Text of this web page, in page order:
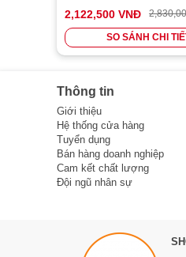
2,122,500 VNĐ
SO SÁNH CHI
Thông tin
Giới thiệu
Hệ thống cửa hàng
Tuyển dụng
Bán hàng doanh nghiệp
Cam kết chất lượng
Đội ngũ nhân sự